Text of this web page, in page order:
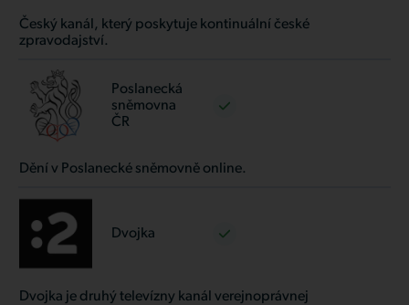
Český kanál, který poskytuje kontinuální české
zpravodajství.
Poslanecká
sněmovna
ČR
Dění v Poslanecké sněmovně online.
Dvojka
Dvojka je druhý televízny kanál verejnoprávnej